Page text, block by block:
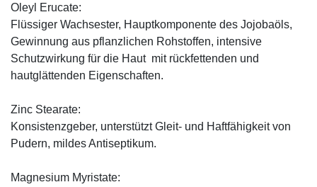
Oleyl Erucate:
Flüssiger Wachsester, Hauptkomponente des Jojobaöls,
Gewinnung aus pflanzlichen Rohstoffen, intensive
Schutzwirkung für die Haut mit rückfettenden und
hautglättenden Eigenschaften.
Zinc Stearate:
Konsistenzgeber, unterstützt Gleit- und Haftfähigkeit von
Pudern, mildes Antiseptikum.
Magnesium Myristate: